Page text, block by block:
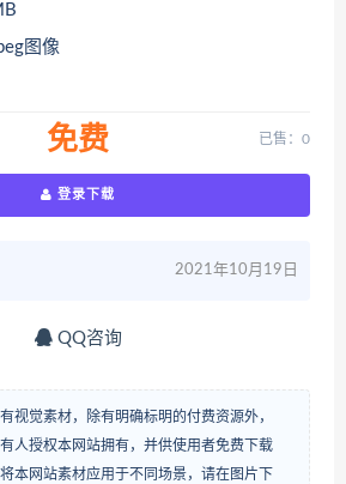
图像
免费 已售：0
登录下载
2021年10月19日
QQ咨询
视觉素材，除有明确标明的付费资源外，
人授权本网站拥有，并供使用者免费下载
本网站素材应用于不同场景，请在图片下